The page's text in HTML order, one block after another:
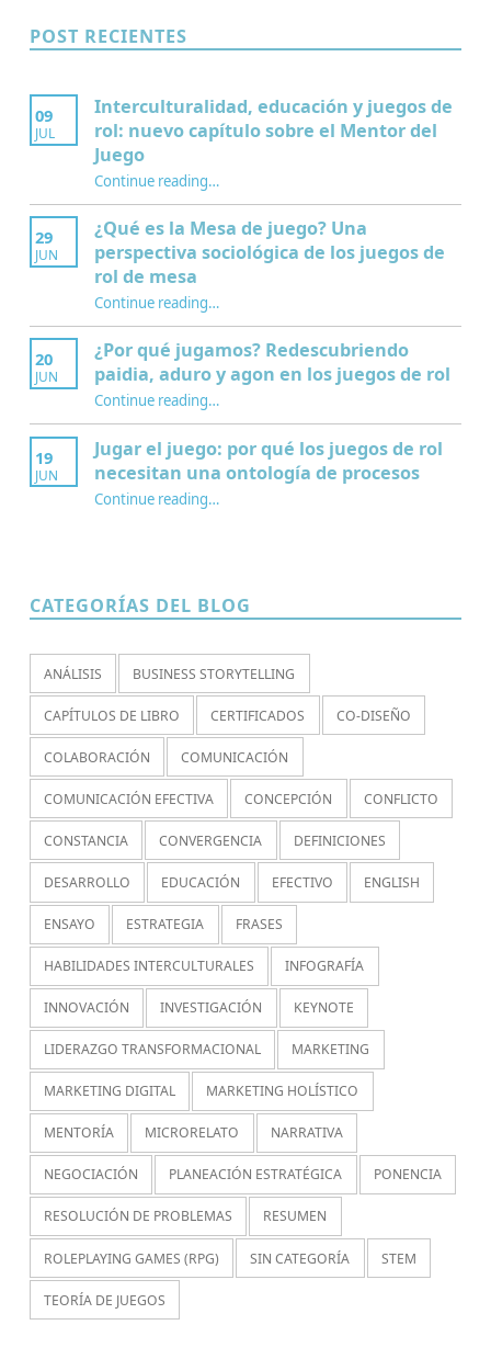
POST RECIENTES
09
JUL
Interculturalidad, educación y juegos de
rol: nuevo capítulo sobre el Mentor del
Juego
Continue reading“Interculturalidad, educación y juegos de rol: nuevo capítulo sobre el Mentor del Juego”
…
29
JUN
¿Qué es la Mesa de juego? Una
perspectiva sociológica de los juegos de
rol de mesa
Continue reading“¿Qué es la Mesa de juego? Una perspectiva sociológica de los juegos de rol de mesa”
…
20
JUN
¿Por qué jugamos? Redescubriendo
paidia, aduro y agon en los juegos de rol
Continue reading“¿Por qué jugamos? Redescubriendo paidia, aduro y agon en los juegos de rol”
…
19
JUN
Jugar el juego: por qué los juegos de rol
necesitan una ontología de procesos
Continue reading“Jugar el juego: por qué los juegos de rol necesitan una ontología de procesos”
…
CATEGORÍAS DEL BLOG
ANÁLISIS BUSINESS STORYTELLING
CAPÍTULOS DE LIBRO CERTIFICADOS CO-DISEÑO
COLABORACIÓN COMUNICACIÓN
COMUNICACIÓN EFECTIVA CONCEPCIÓN CONFLICTO
CONSTANCIA CONVERGENCIA DEFINICIONES
DESARROLLO EDUCACIÓN EFECTIVO ENGLISH
ENSAYO ESTRATEGIA FRASES
HABILIDADES INTERCULTURALES INFOGRAFÍA
INNOVACIÓN INVESTIGACIÓN KEYNOTE
LIDERAZGO TRANSFORMACIONAL MARKETING
MARKETING DIGITAL MARKETING HOLÍSTICO
MENTORÍA MICRORELATO NARRATIVA
NEGOCIACIÓN PLANEACIÓN ESTRATÉGICA PONENCIA
RESOLUCIÓN DE PROBLEMAS RESUMEN
ROLEPLAYING GAMES (RPG) SIN CATEGORÍA STEM
TEORÍA DE JUEGOS